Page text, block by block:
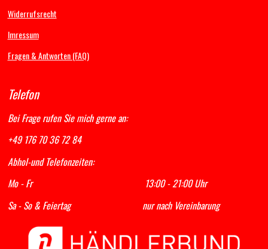
m
Widerrufsrecht
Imressum
Fragen & Antworten (FAQ)
Telefon
Bei Frage rufen Sie mich gerne an:
+49 176 70 36 72 84
Abhol-und Telefonzeiten:
Mo - Fr 13:00 - 21:00 Uhr
Sa - So & Feiertag nur nach Vereinbarung